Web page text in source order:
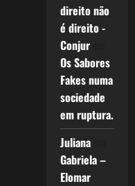
direito não
é direito -
Conjurem
Os Sabores
Fakes numa
sociedade
em ruptura.
Julianaem
Gabriela –
Elomar